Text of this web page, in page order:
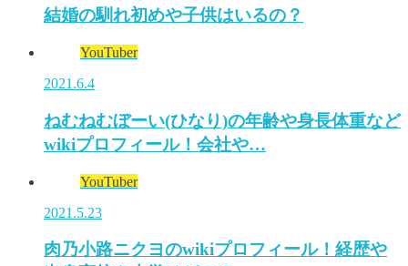
結婚の馴れ初めや子供はいるの？
YouTuber
2021.6.4
ねむねむぼーい(ひなり)の年齢や身長体重など
wikiプロフィール！会社や…
YouTuber
2021.5.23
肉乃小路ニクヨのwikiプロフィール！経歴や